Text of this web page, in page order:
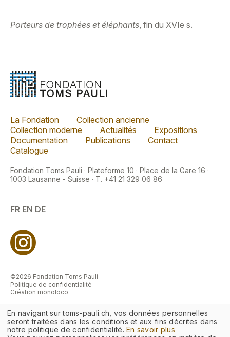
Porteurs de trophées et éléphants, fin du XVIe s.
La Fondation
Collection ancienne
Collection moderne
Actualités
Expositions
Documentation
Publications
Contact
Catalogue
Fondation Toms Pauli · Plateforme 10 · Place de la Gare 16 ·
1003 Lausanne - Suisse · T. +41 21 329 06 86
FR EN DE
©2026 Fondation Toms Pauli
Politique de confidentialité
Création monoloco
En navigant sur toms-pauli.ch, vos données personnelles
seront traitées dans les conditions et aux fins décrites dans
notre politique de confidentialité.En savoir plus